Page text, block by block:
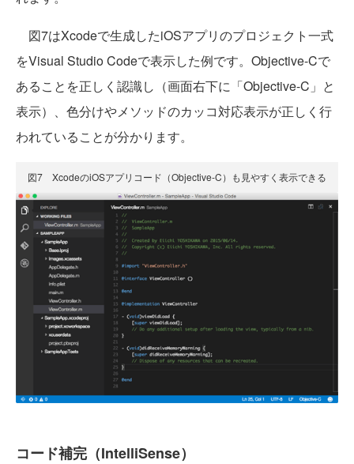
図7はXcodeで生成したiOSアプリのプロジェクト一式
をVisual Studio Codeで表示した例です。Objective-Cで
あることを正しく認識し（画面右下に「Objective-C」と
表示）、色分けやメソッドのカッコ対応表示が正しく行
われていることが分かります。
図7 XcodeのiOSアプリコード（Objective-C）も見やすく表示できる
コード補完（IntelliSense）